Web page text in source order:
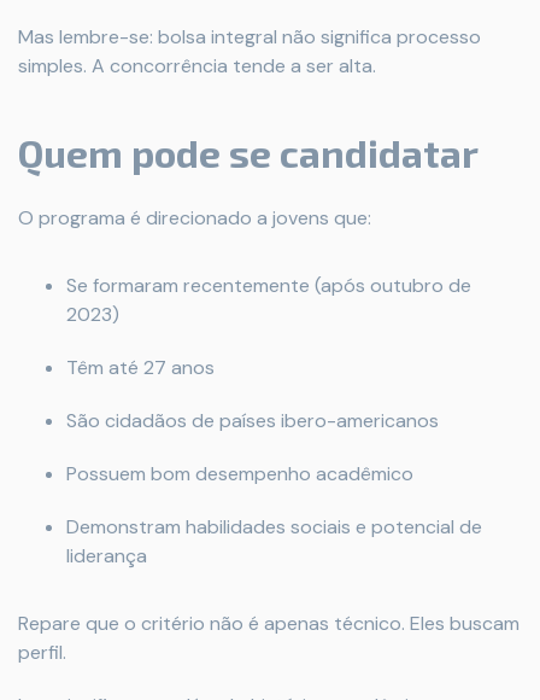
Mas lembre-se: bolsa integral não significa processo
simples. A concorrência tende a ser alta.
Quem pode se candidatar
O programa é direcionado a jovens que:
Se formaram recentemente (após outubro de
2023)
Têm até 27 anos
São cidadãos de países ibero-americanos
Possuem bom desempenho acadêmico
Demonstram habilidades sociais e potencial de
liderança
Repare que o critério não é apenas técnico. Eles buscam
perfil.